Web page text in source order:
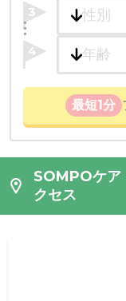
3
4
最短1分
SOMPOケア
クセス